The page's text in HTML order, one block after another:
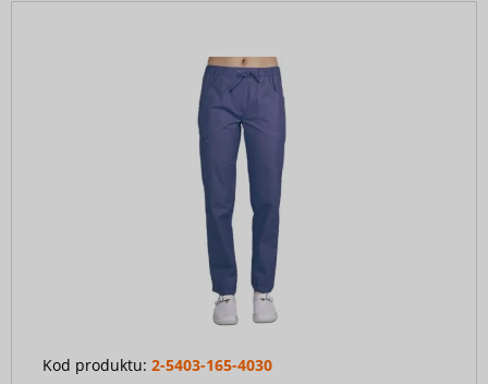
Kod produktu: 2-5403-165-4030